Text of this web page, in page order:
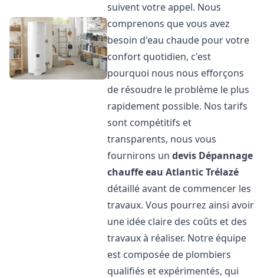
suivent votre appel. Nous
comprenons que vous avez
besoin d'eau chaude pour votre
confort quotidien, c'est
pourquoi nous nous efforçons
de résoudre le problème le plus
rapidement possible. Nos tarifs
sont compétitifs et
transparents, nous vous
fournirons undevis Dépannage
chauffe eau AtlanticTrélazé
détaillé avant de commencer les
travaux. Vous pourrez ainsi avoir
une idée claire des coûts et des
travaux à réaliser. Notre équipe
est composée de plombiers
qualifiés et expérimentés, qui